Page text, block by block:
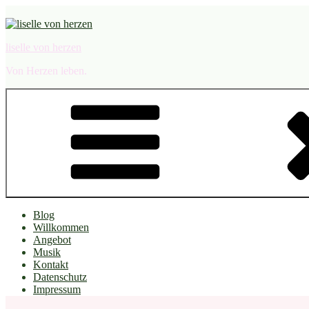
Inhalt
liselle von herzen
Von Herzen leben.
Blog
Willkommen
Angebot
Musik
Kontakt
Datenschutz
Impressum